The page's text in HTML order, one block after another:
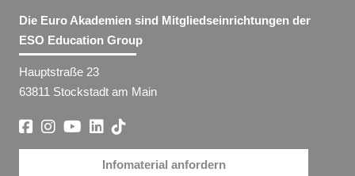
Die Euro Akademien sind Mitgliedseinrichtungen der
ESO Education Group
Hauptstraße 23
63811 Stockstadt am Main
Infomaterial anfordern